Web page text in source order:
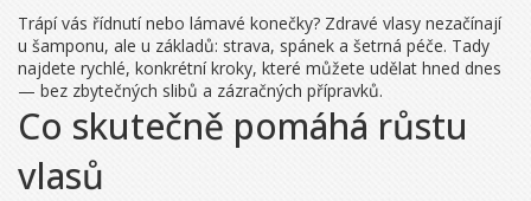
Trápí vás řídnutí nebo lámavé konečky? Zdravé vlasy nezačínají
u šamponu, ale u základů: strava, spánek a šetrná péče. Tady
najdete rychlé, konkrétní kroky, které můžete udělat hned dnes
— bez zbytečných slibů a zázračných přípravků.
Co skutečně pomáhá růstu
vlasů